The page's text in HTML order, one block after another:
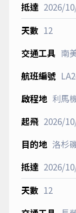
2026/
12
南
利馬
2026/
洛杉
2026/
12